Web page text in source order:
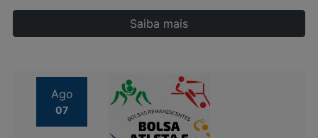
Saiba mais
Ago
07